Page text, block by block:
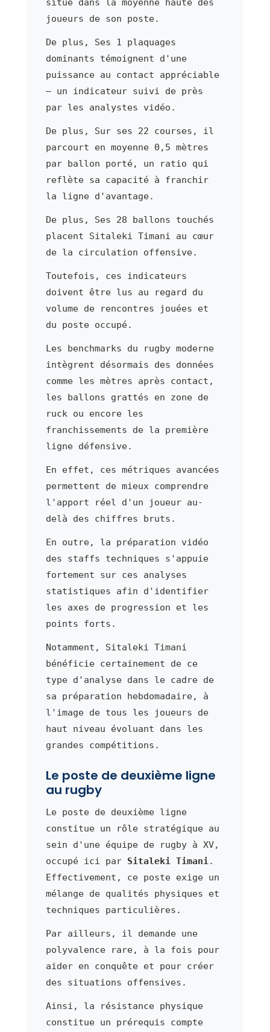
situe dans la moyenne haute des
joueurs de son poste.
De plus, Ses 1 plaquages
dominants témoignent d'une
puissance au contact appréciable
— un indicateur suivi de près
par les analystes vidéo.
De plus, Sur ses 22 courses, il
parcourt en moyenne 0,5 mètres
par ballon porté, un ratio qui
reflète sa capacité à franchir
la ligne d'avantage.
De plus, Ses 28 ballons touchés
placent Sitaleki Timani au cœur
de la circulation offensive.
Toutefois, ces indicateurs
doivent être lus au regard du
volume de rencontres jouées et
du poste occupé.
Les benchmarks du rugby moderne
intègrent désormais des données
comme les mètres après contact,
les ballons grattés en zone de
ruck ou encore les
franchissements de la première
ligne défensive.
En effet, ces métriques avancées
permettent de mieux comprendre
l'apport réel d'un joueur au-
delà des chiffres bruts.
En outre, la préparation vidéo
des staffs techniques s'appuie
fortement sur ces analyses
statistiques afin d'identifier
les axes de progression et les
points forts.
Notamment, Sitaleki Timani
bénéficie certainement de ce
type d'analyse dans le cadre de
sa préparation hebdomadaire, à
l'image de tous les joueurs de
haut niveau évoluant dans les
grandes compétitions.
Le poste de deuxième ligne
au rugby
Le poste de deuxième ligne
constitue un rôle stratégique au
sein d'une équipe de rugby à XV,
occupé ici par Sitaleki Timani.
Effectivement, ce poste exige un
mélange de qualités physiques et
techniques particulières.
Par ailleurs, il demande une
polyvalence rare, à la fois pour
aider en conquête et pour créer
des situations offensives.
Ainsi, la résistance physique
constitue un prérequis compte